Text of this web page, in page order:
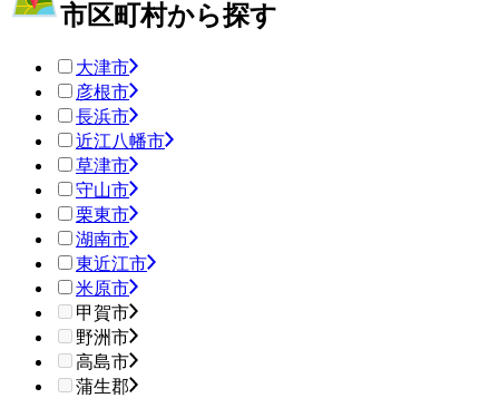
市区町村から探す
大津市
彦根市
長浜市
近江八幡市
草津市
守山市
栗東市
湖南市
東近江市
米原市
甲賀市
野洲市
高島市
蒲生郡